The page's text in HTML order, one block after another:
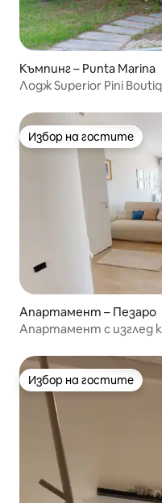
Къмпинг – Punta Marina
Лодж Superior Pini
Избор на гостите
Избор на гостите
Апартамент – Пезаро
Апартамент с изглед
Избор на гостите
Избор на гостите